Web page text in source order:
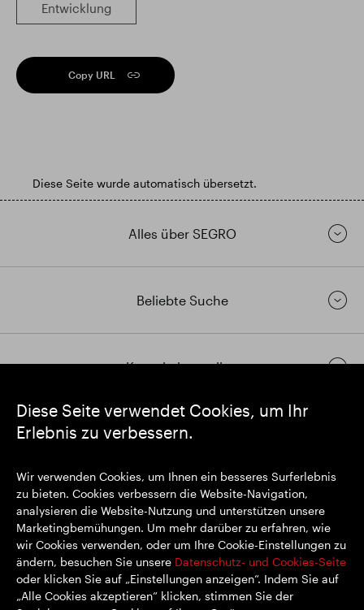
Diese Seite verwendet Cookies, um Ihr
Erlebnis zu verbessern.
Wir verwenden Cookies, um Ihnen ein besseres Surferlebnis
zu bieten. Cookies verbessern die Website-Navigation,
analysieren die Website-Nutzung und unterstützen unsere
Marketingbemühungen. Um mehr darüber zu erfahren, wie
wir Cookies verwenden, oder um Ihre Cookie-Einstellungen zu
ändern, besuchen Sie unsere Datenschutz- und Cookies-Seite
oder klicken Sie auf „Einstellungen anzeigen“. Indem Sie auf
„Alle Cookies akzeptieren“ klicken, stimmen Sie der
Entwicklung
Copy URL
Diese Seite wurde automatisch übersetzt.
Alles über SEGRO
Beliebte Suche
Kontakt herstellen
https://www.linkedin.com/
Eingetragener Sitz: 1 New Burlington Place, London W1S 2HR
Im Vereinigten Königreich registrierte Nr. 167591
Registrierungsort: England & Wales
© SEGRO 2022